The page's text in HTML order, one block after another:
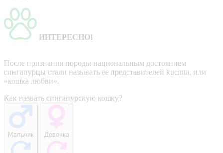
ИНТЕРЕСНО!
После признания породы национальным достоянием
сингапурцы стали называть ее представителей kucinta, или
«кошка любви».
Как назвать сингапурскую кошку?
Мальчик Девочка